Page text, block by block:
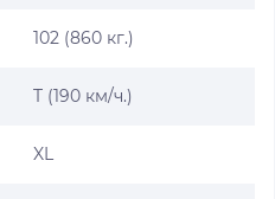
102 (860 кг.)
T (190 км/ч.)
XL